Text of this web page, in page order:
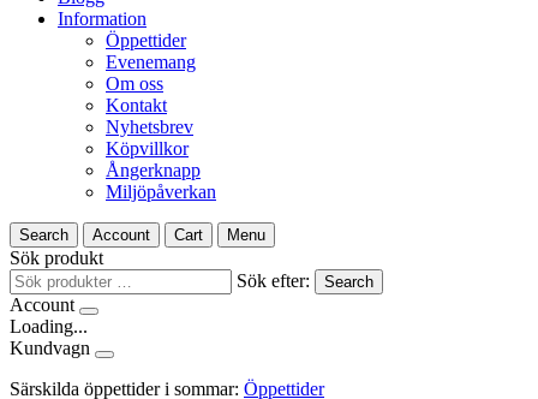
Information
Öppettider
Evenemang
Om oss
Kontakt
Nyhetsbrev
Köpvillkor
Ångerknapp
Miljöpåverkan
Search Account Cart Menu
Sök produkt
Sök efter:
Search
Account
Loading...
Kundvagn
Särskilda öppettider i sommar: Öppettider